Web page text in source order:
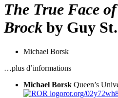
The True Face
Brock by Guy
Michael Borsk
…plus d’informations
Michael Borsk Queen’s
ror.org/